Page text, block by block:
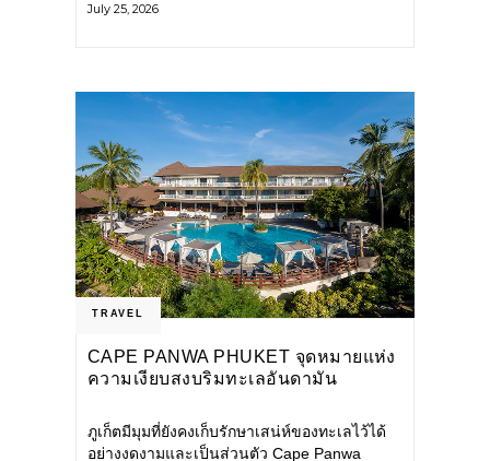
โครงสร้างพื้นฐาน
July 25, 2026
TRAVEL
CAPE PANWA PHUKET จุดหมายแห่ง
ความเงียบสงบริมทะเลอันดามัน
ภูเก็ตมีมุมที่ยังคงเก็บรักษาเสน่ห์ของทะเลไว้ได้
อย่างงดงามและเป็นส่วนตัว Cape Panwa